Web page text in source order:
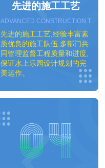
先进的施工工艺
ADVANCED CONSTRUCTION
先进的施工工艺,经验丰富素
质优良的施工队伍,多部门共
同管理监督工程质量和进度,
保证水上乐园设计规划的完
美运作。